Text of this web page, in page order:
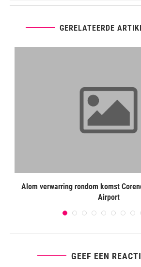
GERELATEERDE
Alom verwarring rondom komst
Airport
GEEF EEN